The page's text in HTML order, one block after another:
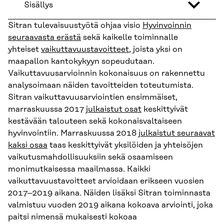
Sisällys
Sitran tulevaisuustyötä ohjaa visio Hyvinvoinnin
seuraavasta erästä sekä kaikelle toiminnalle
yhteiset vaikuttavuustavoitteet, joista yksi on
maapallon kantokykyyn sopeudutaan.
Vaikuttavuusarvioinnin kokonaisuus on rakennettu
analysoimaan näiden tavoitteiden toteutumista.
Sitran vaikuttavuusarviointien ensimmäiset,
marraskuussa 2017 julkaistut osat keskittyivät
kestävään talouteen sekä kokonaisvaltaiseen
hyvinvointiin. Marraskuussa 2018 julkaistut seuraavat
kaksi osaa taas keskittyivät yksilöiden ja yhteisöjen
vaikutusmahdollisuuksiin sekä osaamiseen
monimutkaisessa maailmassa. Kaikki
vaikuttavuustavoitteet arvioidaan erikseen vuosien
2017–2019 aikana. Näiden lisäksi Sitran toiminnasta
valmistuu vuoden 2019 aikana kokoava arviointi, joka
paitsi nimensä mukaisesti kokoaa